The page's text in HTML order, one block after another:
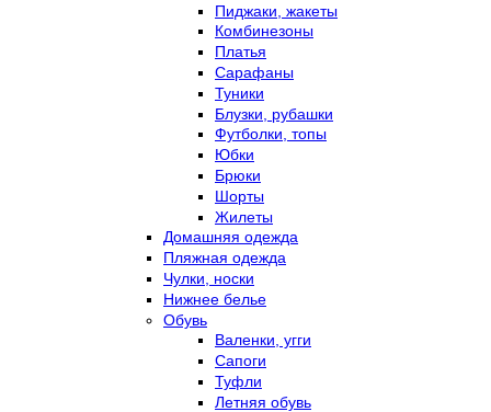
Пиджаки, жакеты
Комбинезоны
Платья
Сарафаны
Туники
Блузки, рубашки
Футболки, топы
Юбки
Брюки
Шорты
Жилеты
Домашняя одежда
Пляжная одежда
Чулки, носки
Нижнее белье
Обувь
Валенки, угги
Сапоги
Туфли
Летняя обувь